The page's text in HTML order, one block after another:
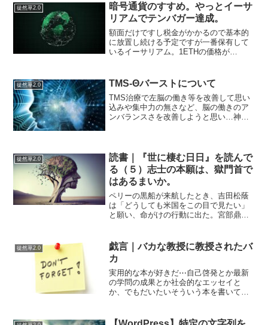
コミュニティフェアトレードを解説した
Webページには「世界の貧...
徒然草2.0
暗号通貨のすすめ。やっとイーサ
リアムでテンバガー達成。
額面だけですし税金がかかるので基本的
に放置し続ける予定ですが一番保有して
いるイーサリアム。1ETHの価格が
資を抜いても10倍。まあ10倍になったか
徒然草2.0 TMS-Θバーストについて
TMS治療で左脳の働き等を改善して思い
込みや集中力の無さなど、脳の働きのア
ンバランスさを改善しようと思い…神田
いう手法だそうで6分...
徒然草2.0
読書｜『世に棲む日日』を読んで
る（５）志士の本願は、獄門首で
はあるまいか。
ペリーの黒船が来航したとき、吉田松蔭
は「どうしても米国をこの目で見たい」
と願い、命がけの行動に出た。宮部鼎蔵
こう言い返した。「志士の本願は、獄門
首ではあるまいか」死んで名...
徒然草2.0
戯言｜バカな教授に教授されたバ
カ
実用的な本が好きだ⋯自己啓発とか最新
の学問の成果とか社会的なエッセイと
か、でもだいたいそういう本を書いてい
進行系で成功しているか、いずれかの属